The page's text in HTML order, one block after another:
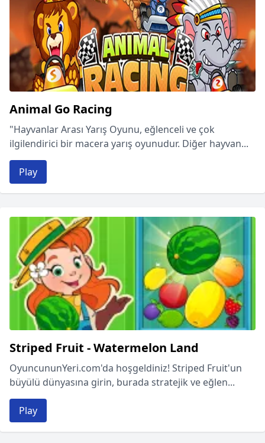
Animal Go Racing
"Hayvanlar Arası Yarış Oyunu, eğlenceli ve çok
ilgilendirici bir macera yarış oyunudur. Diğer hayvan...
Play
Striped Fruit - Watermelon Land
OyuncununYeri.com'da hoşgeldiniz! Striped Fruit'un
büyülü dünyasına girin, burada stratejik ve eğlen...
Play